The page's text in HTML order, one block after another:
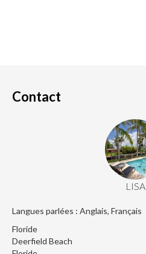
Contact
LISA
Langues parlées : Anglais, Français
Floride
Deerfield Beach